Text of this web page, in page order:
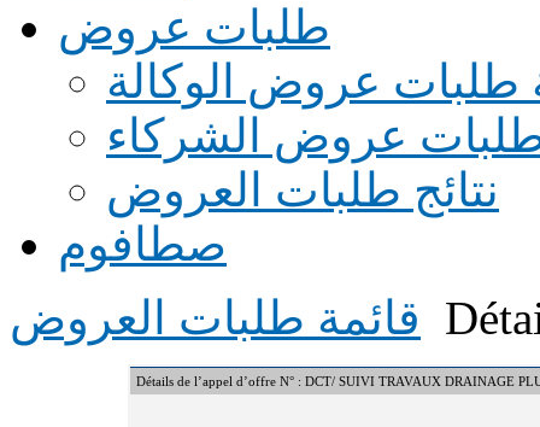
طلبات عروض
طلبات عروض الوكالة
طلبات عروض الشركاء
نتائج طلبات العروض
صطافوم
قائمة طلبات العروض
Détails de l’appel d’offre N° : DCT/ SUIVI TRAVAUX DRAINAGE